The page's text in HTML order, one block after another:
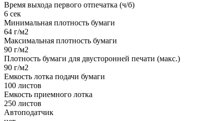
Время выхода первого отпечатка (ч/б)
6 сек
Минимальная плотность бумаги
64 г/м2
Максимальная плотность бумаги
90 г/м2
Плотность бумаги для двусторонней печати (макс.)
90 г/м2
Емкость лотка подачи бумаги
100 листов
Емкость приемного лотка
250 листов
Автоподатчик